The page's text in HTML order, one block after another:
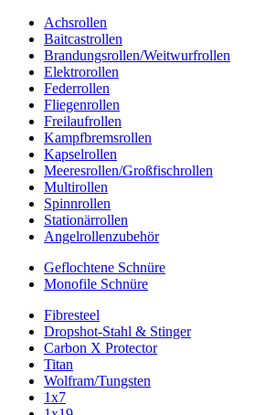
Achsrollen
Baitcastrollen
Brandungsrollen/Weitwurfrollen
Elektrorollen
Federrollen
Fliegenrollen
Freilaufrollen
Kampfbremsrollen
Kapselrollen
Meeresrollen/Großfischrollen
Multirollen
Spinnrollen
Stationärrollen
Angelrollenzubehör
Geflochtene Schnüre
Monofile Schnüre
Fibresteel
Dropshot-Stahl & Stinger
Carbon X Protector
Titan
Wolfram/Tungsten
1x7